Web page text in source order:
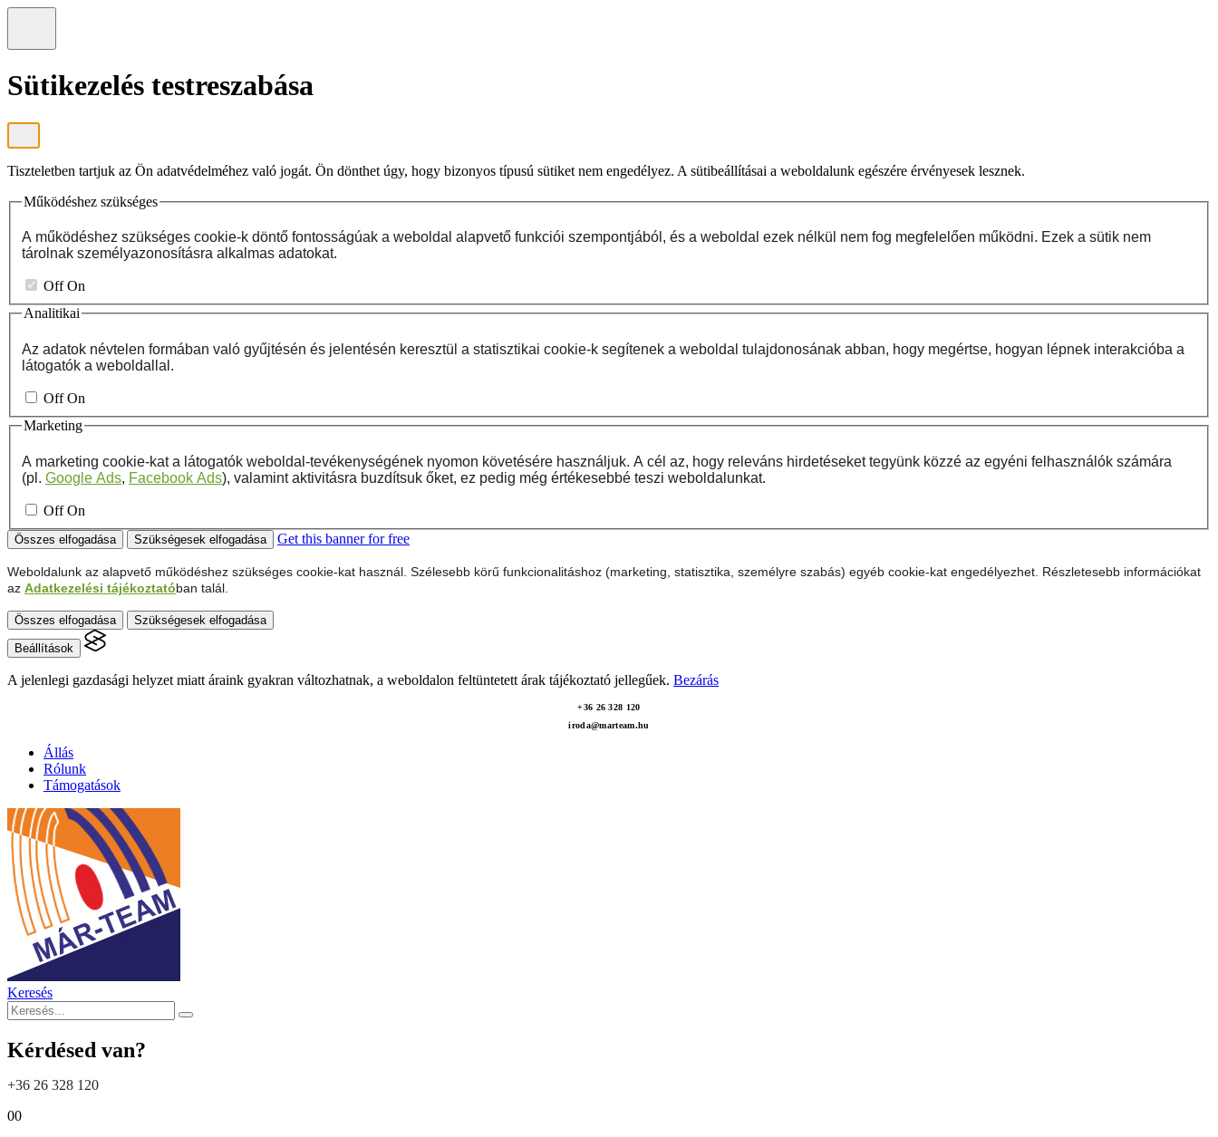
Sütikezelés testreszabása
Tiszteletben tartjuk az Ön adatvédelméhez való jogát. Ön dönthet úgy, hogy bizonyos típusú sütiket nem engedélyez. A sütibeállításai a weboldalunk egészére érvényesek lesznek.
Működéshez szükséges
A működéshez szükséges cookie-k döntő fontosságúak a weboldal alapvető funkciói szempontjából, és a weboldal ezek nélkül nem fog megfelelően működni. Ezek a sütik nem
tárolnak személyazonosításra alkalmas adatokat.
Off On
Analitikai
Az adatok névtelen formában való gyűjtésén és jelentésén keresztül a statisztikai cookie-k segítenek a weboldal tulajdonosának abban, hogy megértse, hogyan lépnek interakcióba a
látogatók a weboldallal.
Off On
Marketing
A marketing cookie-kat a látogatók weboldal-tevékenységének nyomon követésére használjuk. A cél az, hogy releváns hirdetéseket tegyünk közzé az egyéni felhasználók számára
(pl. Google Ads, Facebook Ads), valamint aktivitásra buzdítsuk őket, ez pedig még értékesebbé teszi weboldalunkat.
Off On
Összes elfogadása Szükségesek elfogadása Get this banner for free
Weboldalunk az alapvető működéshez szükséges cookie-kat használ. Szélesebb körű funkcionalitáshoz (marketing, statisztika, személyre szabás) egyéb cookie-kat engedélyezhet. Részletesebb információkat
az Adatkezelési tájékoztatóban talál.
Összes elfogadása Szükségesek elfogadása
Beállítások
A jelenlegi gazdasági helyzet miatt áraink gyakran változhatnak, a weboldalon feltüntetett árak tájékoztató jellegűek. Bezárás
+36 26 328 120
iroda@marteam.hu
Állás
Rólunk
Támogatások
Keresés
Kérdésed van?
+36 26 328 120
00